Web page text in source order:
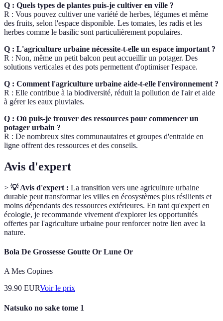
Q : Quels types de plantes puis-je cultiver en ville ?
R : Vous pouvez cultiver une variété de herbes, légumes et même
des fruits, selon l'espace disponible. Les tomates, les radis et les
herbes comme le basilic sont particulièrement populaires.
Q : L'agriculture urbaine nécessite-t-elle un espace important ?
R : Non, même un petit balcon peut accueillir un potager. Des
solutions verticales et des pots permettent d'optimiser l'espace.
Q : Comment l'agriculture urbaine aide-t-elle l'environnement ?
R : Elle contribue à la biodiversité, réduit la pollution de l'air et aide
à gérer les eaux pluviales.
Q : Où puis-je trouver des ressources pour commencer un
potager urbain ?
R : De nombreux sites communautaires et groupes d'entraide en
ligne offrent des ressources et des conseils.
Avis d'expert
> 💡 Avis d'expert : La transition vers une agriculture urbaine
durable peut transformar les villes en écosystèmes plus résilients et
moins dépendants des ressources extérieures. En tant qu'expert en
écologie, je recommande vivement d'explorer les opportunités
offertes par l'agriculture urbaine pour renforcer notre lien avec la
nature.
Bola De Grossesse Goutte Or Lune Or
A Mes Copines
39.90 EURVoir le prix
Natsuko no sake tome 1